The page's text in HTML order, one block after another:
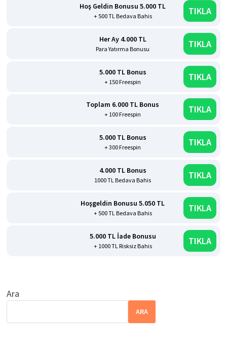
Hoş Geldin Bonusu 5.000 TL
+ 500 TL Bedava Bahis TIKLA
Her Ay 4.000 TL
Para Yatırma Bonusu TIKLA
5.000 TL Bonus
+ 150 Freespin TIKLA
Toplam 6.000 TL Bonus
+ 100 Freespin TIKLA
5.000 TL Bonus
+ 300 Freespin TIKLA
4.000 TL Bonus
1000 TL Bedava Bahis TIKLA
Hoşgeldin Bonusu 5.050 TL
+ 500 TL Bedava Bahis TIKLA
5.000 TL İade Bonusu
+ 1000 TL Risksiz Bahis TIKLA
Ara
ARA